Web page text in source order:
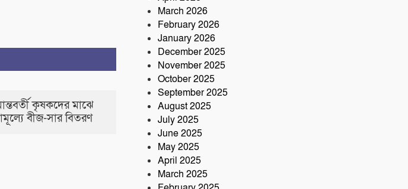
কৃষকদের মাঝে
বীজ-সার বিতরণ
মহানাম যজ্ঞানুষ্ঠান ও নামযজ্ঞ মহোৎসব
সড়ক দুর্ঘটনায় আরেক প্রাণহানি,
কবিরহাটে নিহত ৬০ বছরের কৃষক
March 2026
February 2026
January 2026
December 2025
November 2025
October 2025
September 2025
August 2025
July 2025
June 2025
May 2025
April 2025
March 2025